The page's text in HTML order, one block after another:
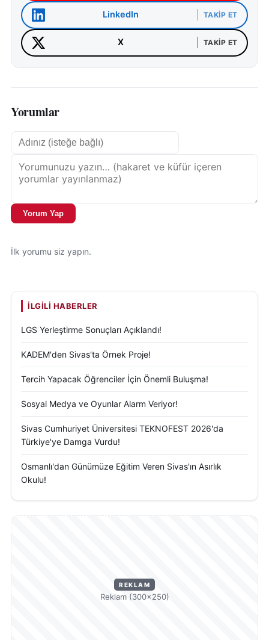
LinkedIn TAKIP ET
X TAKIP ET
Yorumlar
Yorum Yap
İlk yorumu siz yapın.
İLGILI HABERLER
LGS Yerleştirme Sonuçları Açıklandı!
KADEM'den Sivas'ta Örnek Proje!
Tercih Yapacak Öğrenciler İçin Önemli Buluşma!
Sosyal Medya ve Oyunlar Alarm Veriyor!
Sivas Cumhuriyet Üniversitesi TEKNOFEST 2026'da
Türkiye'ye Damga Vurdu!
Osmanlı'dan Günümüze Eğitim Veren Sivas'ın Asırlık
Okulu!
REKLAM
Reklam (300×250)